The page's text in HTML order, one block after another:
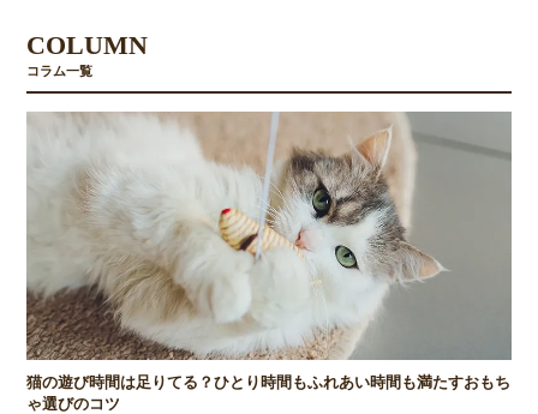
COLUMN
コラム一覧
猫の遊び時間は足りてる？ひとり時間もふれあい時間も満たすおもち
ゃ選びのコツ